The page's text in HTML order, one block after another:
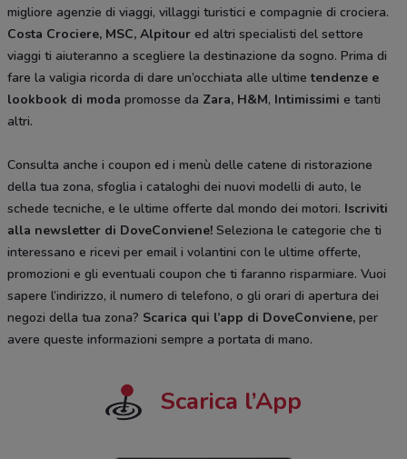
migliore agenzie di viaggi, villaggi turistici e compagnie di crociera.
Costa Crociere, MSC, Alpitour ed altri specialisti del settore
viaggi ti aiuteranno a scegliere la destinazione da sogno. Prima di
fare la valigia ricorda di dare un’occhiata alle ultimetendenze e
lookbook di moda promosse da Zara, H&M, Intimissimi e tanti
altri.
Consulta anche i coupon ed i menù delle catene di ristorazione
della tua zona, sfoglia i cataloghi dei nuovi modelli di auto, le
schede tecniche, e le ultime offerte dal mondo dei motori. Iscriviti
alla newsletter di DoveConviene! Seleziona le categorie che ti
interessano e ricevi per email i volantini con le ultime offerte,
promozioni e gli eventuali coupon che ti faranno risparmiare. Vuoi
sapere l’indirizzo, il numero di telefono, o gli orari di apertura dei
negozi della tua zona? Scarica qui l’app di DoveConviene, per
avere queste informazioni sempre a portata di mano.
Scarica l’App